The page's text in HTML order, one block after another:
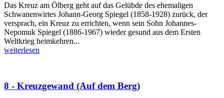
Das Kreuz am Ölberg geht auf das Gelübde des ehemaligen
Schwanenwirtes Johann-Georg Spiegel (1858-1928) zurück, der
versprach, ein Kreuz zu errichten, wenn sein Sohn Johannes-
Nepomuk Spiegel (1886-1967) wieder gesund aus dem Ersten
Weltkrieg heimkehren...
weiterlesen
8 - Kreuzgewand (Auf dem Berg)